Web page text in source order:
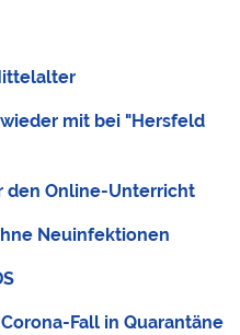
mit bei "Hersfeld
den Online-Unterricht
Neuinfektionen
Fall in Quarantäne